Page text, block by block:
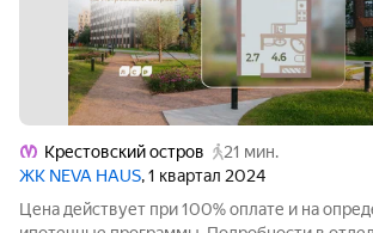
Крестовский остров
21 мин.
ЖК NEVA HAUS, 1 квартал 2024
Цена действует при 100% оплате и на